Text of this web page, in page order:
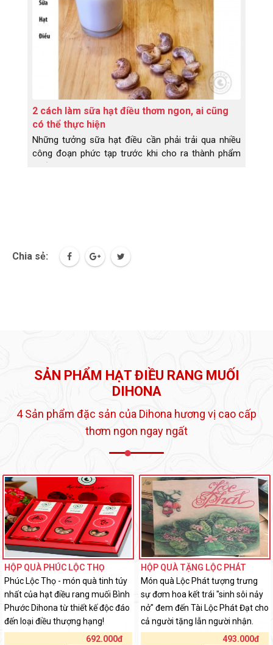
20%.
2 cách làm sữa hạt điều thơm ngon, ai cũng
có thể thực hiện
Những tưởng sữa hạt điều cần phải trải qua nhiều
công đoạn phức tạp trước khi cho ra thành phẩm
Chia sẻ:
SẢN PHẨM HẠT ĐIỀU RANG MUỐI
DIHONA
4 Sản phẩm đặc sản của Dihona hương vị cao cấp
thơm ngon ngay ngất
HỘP QUÀ PHÚC LỘC THỌ
Phúc Lộc Thọ - món quà tinh túy
nhất của hạt điều rang muối Bình
Phước Dihona từ thiết kế độc đáo
đến loại điều thượng hạng!
692.000đ
HỘP QUÀ TẶNG LỘC PHÁT
Món quà Lộc Phát tượng trưng
sự đơm hoa kết trái "sinh sôi nảy
nở" đem đến Tài Lộc Phát Đạt cho
cả người tặng lẫn người nhận.
493.000đ